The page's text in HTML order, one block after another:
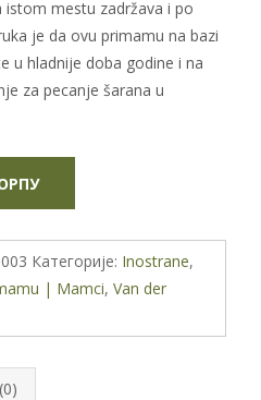
mestu zadržava i po
je da ovu primamu na bazi
u hladnije doba godine i na
za pecanje šarana u
Категорије: Inostrane,
| Mamci, Van der